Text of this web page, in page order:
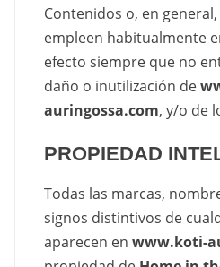
Contenidos o, en
empleen habitualmente
efecto siempre que no
daño o inutilización de
auringossa.com, y/o de
PROPIEDAD
Todas las marcas,
signos distintivos de
aparecen en www.koti-